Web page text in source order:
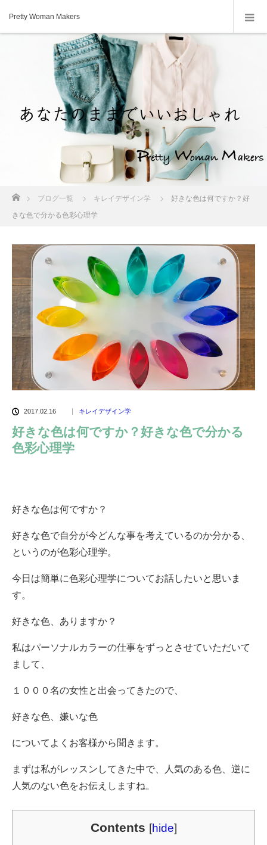
Pretty Woman Makers
ブログ一覧 キレイデザイン学
好きな色は何ですか？好
きな色で分かる色彩心理学
2017.02.16 キレイデザイン学
好きな色は何ですか？好きな色で分かる
色彩心理学
好きな色は何ですか？
好きな色で自分が今どんな事を考えているのか分かる、
というのが色彩心理学。
今日は簡単に色彩心理学についてお話したいと思いま
す。
好きな色、ありますか？
私はパーソナルカラーの仕事をずっとさせていただいて
まして、
１０００名の女性と出会ってきたので、
好きな色、嫌いな色
についてよくお客様から聞きます。
まずは私がレッスンしてきた中で、人気のある色、逆に
人気のない色をお伝えしますね。
Contents [hide]